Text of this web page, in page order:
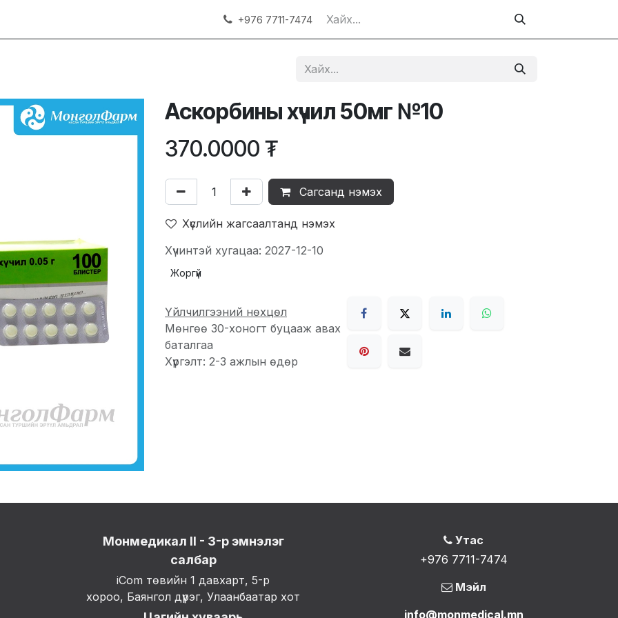
+976 7711-7474
Аскорбины хүчил 50мг №10
370.0000 ₮
Сагсанд нэмэх
Хүслийн жагсаалтанд нэмэх
Хүчинтэй хугацаа: 2027-12-10
Жоргүй
Үйлчилгээний нөхцөл
Мөнгөө 30-хоногт буцааж авах
баталгаа
Хүргэлт: 2-3 ажлын өдөр
Утас
+976 7711-7474
Мэйл
info@monmedical.mn
Монмедикал II - 3-р эмнэлэг
салбар
iCom төвийн 1 давхарт, 5-р
хороо, Баянгол дүүрэг, Улаанбаатар хот